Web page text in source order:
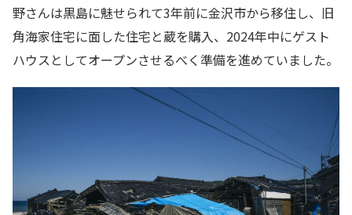
野さんは黒島に魅せられて3年前に金沢市から移住し、旧
角海家住宅に面した住宅と蔵を購入、2024年中にゲスト
ハウスとしてオープンさせるべく準備を進めていました。